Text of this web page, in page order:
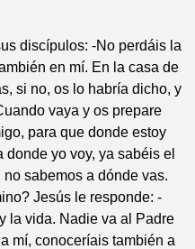
discípulos: -No perdáis la
en mí. En la casa de
si no, os lo habría dicho, y
vaya y os prepare
para que donde estoy
yo voy, ya sabéis el
sabemos a dónde vas.
Jesús le responde: -
la vida. Nadie va al Padre
mí, conoceríais también a